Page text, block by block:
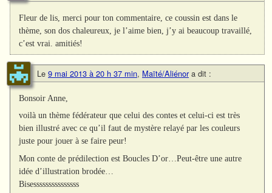
Fleur de lis, merci pour ton commentaire, ce coussin est dans le
thème, son dos chaleureux, je l’aime bien, j’y ai beaucoup travaillé,
c’est vrai. amitiés!
Le 9 mai 2013 à 20 h 37 min, Maïté/Aliénor a dit :
Bonsoir Anne,
voilà un thème fédérateur que celui des contes et celui-ci est très
bien illustré avec ce qu’il faut de mystère relayé par les couleurs
juste pour jouer à se faire peur!
Mon conte de prédilection est Boucles D’or…Peut-être une autre
idée d’illustration brodée…
Bisesssssssssssssss